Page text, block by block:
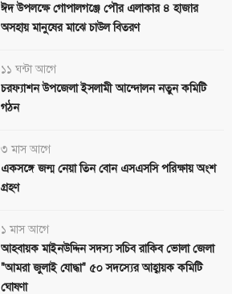
ঈদ উপলক্ষে গোপালগঞ্জে পৌর এলাকার ৪ হাজার
অসহায় মানুষের মাঝে চাউল বিতরণ
১১ ঘন্টা আগে
চরফ্যাশন উপজেলা ইসলামী আন্দোলন নতুন কমিটি
গঠন
৩ মাস আগে
একসঙ্গে জন্ম নেয়া তিন বোন এসএসসি পরিক্ষায় অংশ
গ্রহণ
১ মাস আগে
আহবায়ক মাইনউদ্দিন সদস্য সচিব রাকিব ভোলা জেলা
"আমরা জুলাই যোদ্ধা" ৫০ সদস্যের আহ্বায়ক কমিটি
ঘোষণা